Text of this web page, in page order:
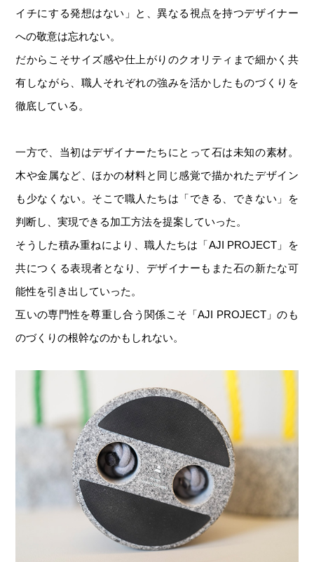
イチにする発想はない」と、異なる視点を持つデザイナー
への敬意は忘れない。
だからこそサイズ感や仕上がりのクオリティまで細かく共
有しながら、職人それぞれの強みを活かしたものづくりを
徹底している。
一方で、当初はデザイナーたちにとって石は未知の素材。
木や金属など、ほかの材料と同じ感覚で描かれたデザイン
も少なくない。そこで職人たちは「できる、できない」を
判断し、実現できる加工方法を提案していった。
そうした積み重ねにより、職人たちは「AJI PROJECT」を
共につくる表現者となり、デザイナーもまた石の新たな可
能性を引き出していった。
互いの専門性を尊重し合う関係こそ「AJI PROJECT」のも
のづくりの根幹なのかもしれない。